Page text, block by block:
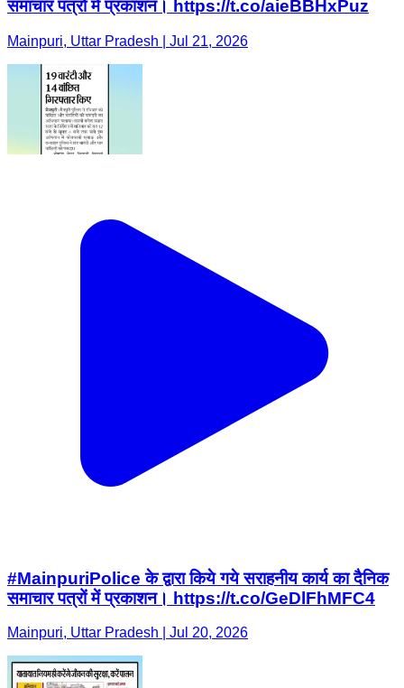
समाचार पत्रों में प्रकाशन। https://t.co/aieBBHxPuz
Mainpuri, Uttar Pradesh | Jul 21, 2026
#MainpuriPolice के द्वारा किये गये सराहनीय कार्य का दैनिक
समाचार पत्रों में प्रकाशन। https://t.co/GeDlFhMFC4
Mainpuri, Uttar Pradesh | Jul 20, 2026